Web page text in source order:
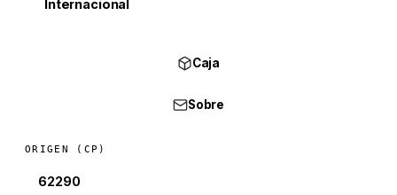
Internacional
Caja
Sobre
ORIGEN (CP)